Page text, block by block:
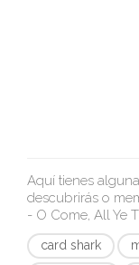
Aquí tienes
descubrirás o
- O Come, All Ye
card shark